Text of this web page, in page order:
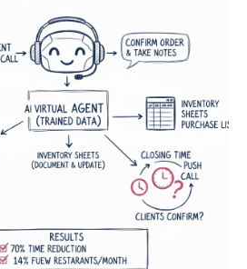
OPERACIONES